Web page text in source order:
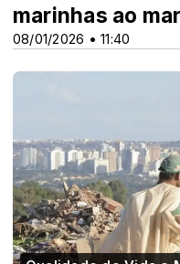
08/01/2026 • 11:40
marinhas ao mar